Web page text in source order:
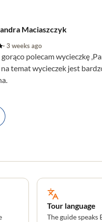
Maciaszczyk
· 3 weeks ago
polecam wycieczkę
temat wycieczek jest
Tour language
The guide speaks